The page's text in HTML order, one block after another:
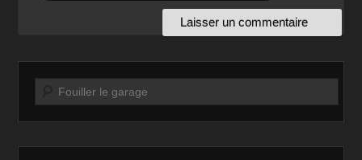
Recherche